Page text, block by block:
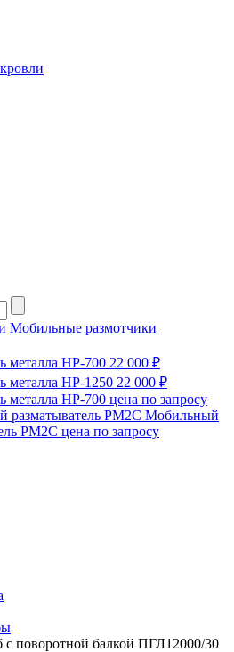
Мобильные размотчики
металла HP-700 22 000 ₽
металла HP-1250 22 000 ₽
металла HP-700 цена по запросу
разматыватель РМ2С Мобильный
РМ2С цена по запросу
с поворотной балкой ПГЛ12000/30